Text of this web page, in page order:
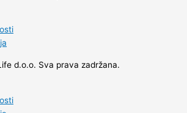
d.o.o. Sva prava zadržana.